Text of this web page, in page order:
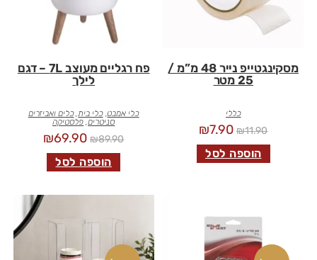
מסקינגטייפ נייר 48 מ”מ /
25 מטר
כללי
₪11.90
₪7.90
הוספה לסל
פח רגליים מעוצב 7L – דגם
לילך
כלי אמבט,כלי בית,כלים ואביזרים
סניטרים, פלסטיקה
₪89.90
₪69.90
הוספה לסל